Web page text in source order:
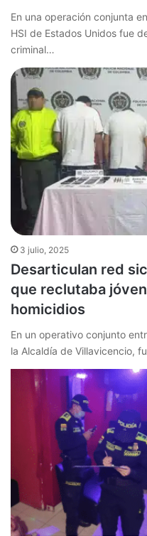
En una operación conjunta
HSI de Estados Unidos fue
criminal…
3 julio, 2025
Desarticulan red
que reclutaba
homicidios
En un operativo conjunto
la Alcaldía de Villavicencio,